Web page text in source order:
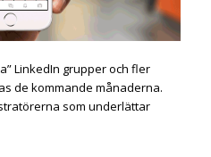
LinkedIn grupper och fler
de kommande månaderna.
som underlättar